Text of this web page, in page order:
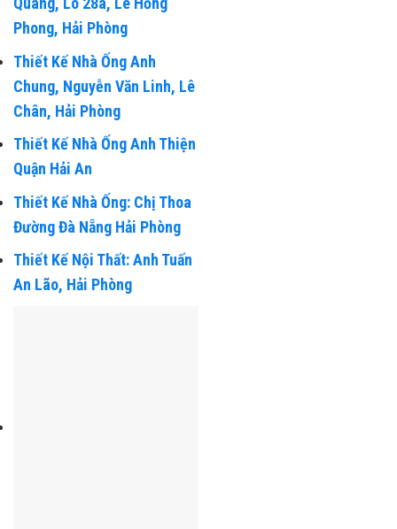
Quang, Lô 28a, Lê Hồng
Phong, Hải Phòng
Thiết Kế Nhà Ống Anh
Chung, Nguyễn Văn Linh, Lê
Chân, Hải Phòng
Thiết Kế Nhà Ống Anh Thiện
Thiết Kế Nhà Ống: Chị Thoa
Đường Đà Nẵng Hải Phòng
Thiết Kế Nội Thất: Anh Tuấn